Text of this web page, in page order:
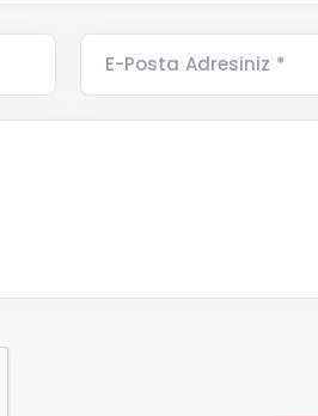
E-Posta Adresiniz *